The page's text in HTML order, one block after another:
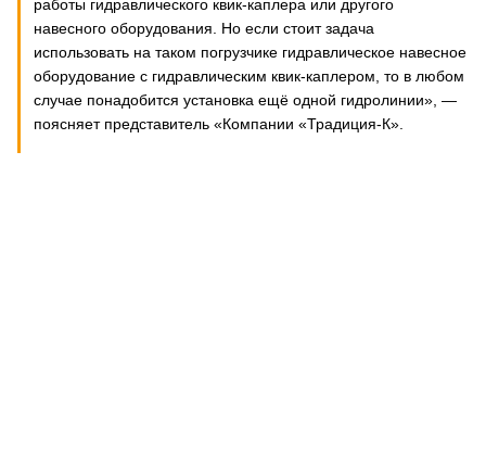
работы гидравлического квик-каплера или другого
навесного оборудования. Но если стоит задача
использовать на таком погрузчике гидравлическое навесное
оборудование с гидравлическим квик-каплером, то в любом
случае понадобится установка ещё одной гидролинии», —
поясняет представитель «Компании «Традиция-К».